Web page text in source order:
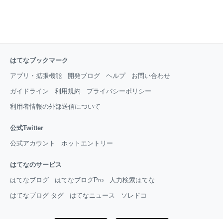
はてなブックマーク
アプリ・拡張機能 開発ブログ ヘルプ お問い合わせ
ガイドライン 利用規約 プライバシーポリシー
利用者情報の外部送信について
公式Twitter
公式アカウント ホットエントリー
はてなのサービス
はてなブログ はてなブログPro 人力検索はてな
はてなブログ タグ はてなニュース ソレドコ